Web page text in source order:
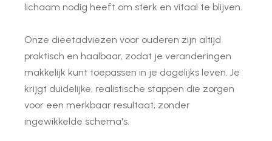
lichaam nodig heeft om sterk en vitaal te blijven.
Onze dieetadviezen voor ouderen zijn altijd
praktisch en haalbaar, zodat je veranderingen
makkelijk kunt toepassen in je dagelijks leven. Je
krijgt duidelijke, realistische stappen die zorgen
voor een merkbaar resultaat, zonder
ingewikkelde schema's.